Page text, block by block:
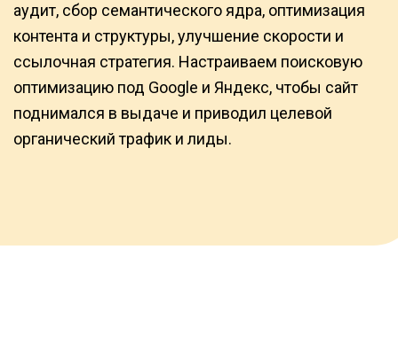
аудит, сбор семантического ядра, оптимизация
контента и структуры, улучшение скорости и
ссылочная стратегия. Настраиваем поисковую
оптимизацию под Google и Яндекс, чтобы сайт
поднимался в выдаче и приводил целевой
органический трафик и лиды.